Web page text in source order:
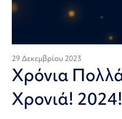
29 Δεκεμβρίου 2023
Χρόνια
Χρονιά! 2024!